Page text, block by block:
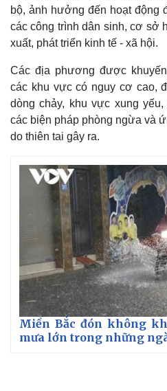
Kinh tế
Bất động sản
Khởi nghiệp
bộ, ảnh hưởng đến hoạt động
các công trình dân sinh, cơ sở
xuất, phát triển kinh tế - xã hội.
Các địa phương được
các khu vực có nguy cơ cao,
dòng chảy, khu vực xung
các biện pháp phòng ngừa và
do thiên tai gây ra.
Miền Bắc đón không
mưa lớn trong những